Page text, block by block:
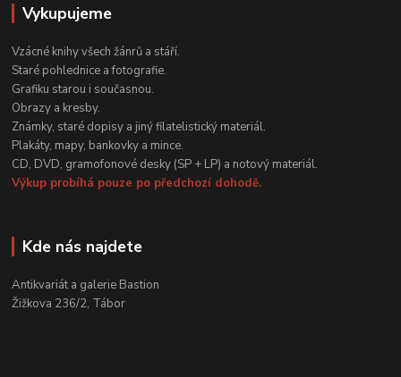
Vykupujeme
Vzácné knihy všech žánrů a stáří.
Staré pohlednice a fotografie.
Grafiku starou i současnou.
Obrazy a kresby.
Známky, staré dopisy a jiný filatelistický materiál.
Plakáty, mapy, bankovky a mince.
CD, DVD, gramofonové desky (SP + LP) a notový materiál.
Výkup probíhá pouze po předchozí dohodě.
Kde nás najdete
Antikvariát a galerie Bastion
Žižkova 236/2, Tábor